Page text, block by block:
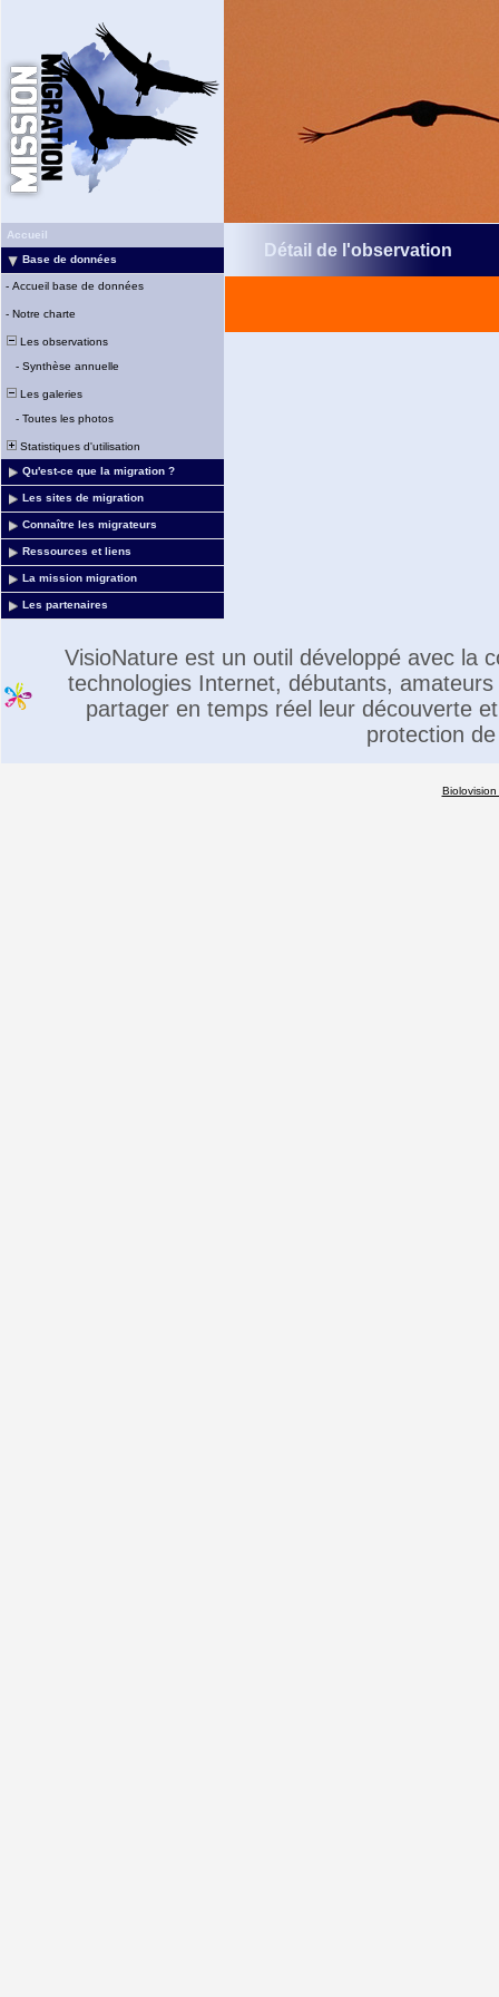
Accueil
Base de données
- Accueil base de données
- Notre charte
Les observations
- Synthèse annuelle
Les galeries
- Toutes les photos
Statistiques d'utilisation
Qu'est-ce que la migration ?
Les sites de migration
Connaître les migrateurs
Ressources et liens
La mission migration
Les partenaires
Détail de l'observation
VisioNature est un outil développé avec la
technologies Internet, débutants,
partager en temps réel leur découverte
protection
Biolovision